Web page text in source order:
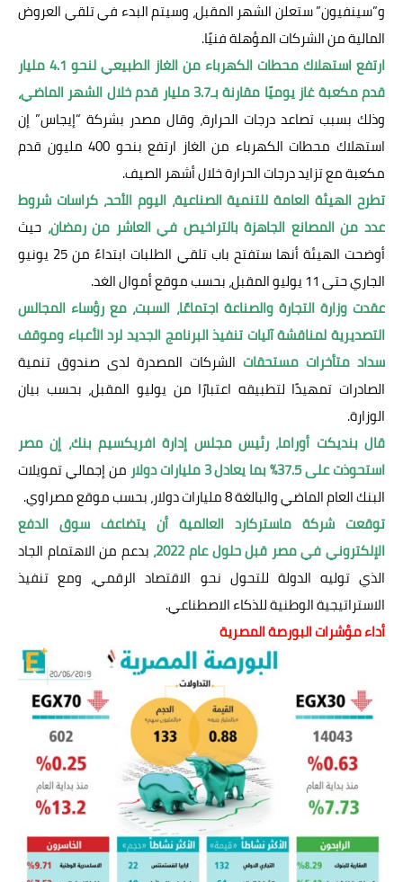
و”سينفيون” ستعلن الشهر المقبل، وسيتم البدء في تلقي العروض
المالية من الشركات المؤهلة فنيًا.
ارتفع استهلاك محطات الكهرباء من الغاز الطبيعي لنحو 4.1 مليار
قدم مكعبة غاز يوميًا مقارنة بـ3.7 مليار قدم خلال الشهر الماضي،
وذلك بسبب تصاعد درجات الحرارة، وقال مصدر بشركة “إيجاس” إن
استهلاك محطات الكهرباء من الغاز ارتفع بنحو 400 مليون قدم
مكعبة مع تزايد درجات الحرارة خلال أشهر الصيف.
تطرح الهيئة العامة للتنمية الصناعية، اليوم الأحد، كراسات شروط
عدد من المصانع الجاهزة بالتراخيص في العاشر من رمضان، حيث
أوضحت الهيئة أنها ستفتح باب تلقي الطلبات ابتداءً من 25 يونيو
الجاري حتى 11 يوليو المقبل، بحسب موقع أموال الغد.
عقدت وزارة التجارة والصناعة اجتماعًا، السبت، مع رؤساء المجالس
التصديرية لمناقشة آليات تنفيذ البرنامج الجديد لرد الأعباء وموقف
سداد متأخرات مستحقات الشركات المصدرة لدى صندوق تنمية
الصادرات تمهيدًا لتطبيقه اعتبارًا من يوليو المقبل، بحسب بيان
الوزارة.
قال بنديكت أوراما، رئيس مجلس إدارة افريكسيم بنك، إن مصر
استحوذت على 37.5% بما يعادل 3 مليارات دولار
من إجمالي تمويلات
البنك العام الماضي والبالغة 8 مليارات دولار، بحسب موقع مصراوي.
توقعت شركة ماستركارد العالمية أن يتضاعف سوق الدفع
الإلكتروني في مصر قبل حلول عام 2022،
بدعم من الاهتمام الجاد
الذي توليه الدولة للتحول نحو الاقتصاد الرقمي، ومع تنفيذ
الاستراتيجية الوطنية للذكاء الاصطناعي.
أداء مؤشرات البورصة المصرية